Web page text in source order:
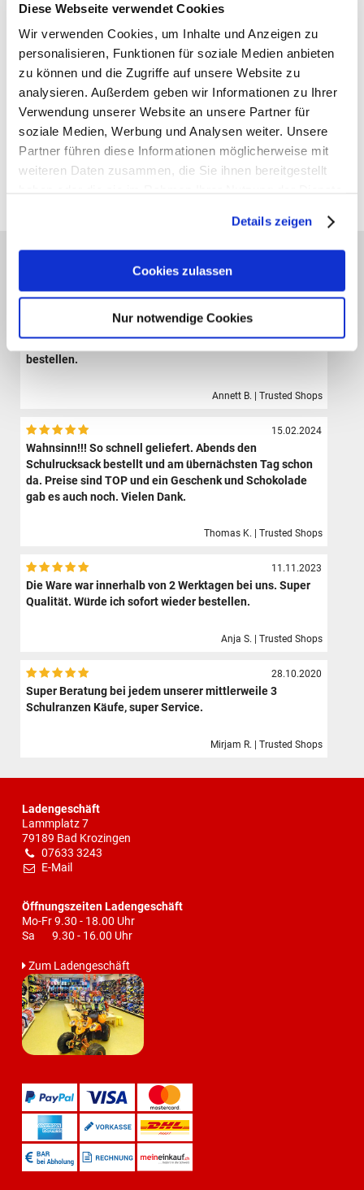
Diese Webseite verwendet Cookies
Wir verwenden Cookies, um Inhalte und Anzeigen zu
personalisieren, Funktionen für soziale Medien anbieten
zu können und die Zugriffe auf unsere Website zu
analysieren. Außerdem geben wir Informationen zu Ihrer
Verwendung unserer Website an unsere Partner für
soziale Medien, Werbung und Analysen weiter. Unsere
Partner führen diese Informationen möglicherweise mit
weiteren Daten zusammen, die Sie ihnen bereitgestellt
Details zeigen
Cookies zulassen
Nur notwendige Cookies
- Kontakt:
Tel.: +49 8105 772920
Fax: +49 8105 77292-920
E-Mail: service@reisenthel.com
Gutscheine bestellen
Das sagen unsere Kunden:
Der Shop hat eine sehr große Auswahl hochwertiger
Sporttaschen, Schulranzen und Zubehör.Die Bestellung
ist sehr einfach und der Versand erfolgte sehr schnell.
Ich bin sehr zufrieden und werde definitiv wieder hier
bestellen.
Annett B. | Trusted Shops
15.02.2024
Wahnsinn!!! So schnell geliefert. Abends den
Schulrucksack bestellt und am übernächsten Tag schon
da. Preise sind TOP und ein Geschenk und Schokolade
gab es auch noch. Vielen Dank.
Thomas K. | Trusted Shops
11.11.2023
Die Ware war innerhalb von 2 Werktagen bei uns. Super
Qualität. Würde ich sofort wieder bestellen.
Anja S. | Trusted Shops
28.10.2020
Super Beratung bei jedem unserer mittlerweile 3
Schulranzen Käufe, super Service.
Mirjam R. | Trusted Shops
Ladengeschäft
Lammplatz 7
79189 Bad Krozingen
07633 3243
E-Mail
Öffnungszeiten Ladengeschäft
Mo-Fr 9.30 - 18.00 Uhr
Sa 9.30 - 16.00 Uhr
Zum Ladengeschäft